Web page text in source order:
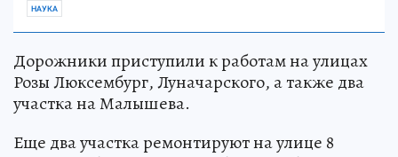
НАУКА
Дорожники приступили к работам на улицах
Розы Люксембург, Луначарского, а также два
участка на Малышева.
Еще два участка ремонтируют на улице 8